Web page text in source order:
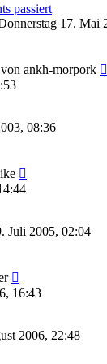
passiert
17. Mai
ankh-morpork
08:36
Juli 2005, 02:04
16:43
2006, 22:48